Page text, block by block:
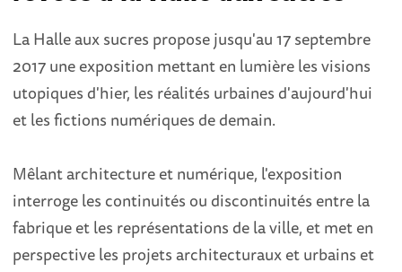
La Halle aux sucres propose jusqu'au 17 septembre
2017 une exposition mettant en lumière les visions
utopiques d'hier, les réalités urbaines d'aujourd'hui
et les fictions numériques de demain.
Mêlant architecture et numérique, l'exposition
interroge les continuités ou discontinuités entre la
fabrique et les représentations de la ville, et met en
perspective les projets architecturaux et urbains et